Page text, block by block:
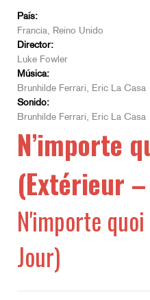
País:
Francia, Reino Unido
Director:
Luke Fowler
Música:
Brunhilde Ferrari, Eric La Casa
Sonido:
Brunhilde Ferrari, Eric La Casa
N’importe
(Extérieur
N'importe
Jour)